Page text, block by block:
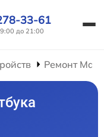
33-61
до 21:00
Ремонт